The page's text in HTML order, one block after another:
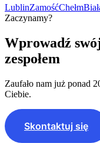
LublinZamośćChełm
Zaczynamy?
Wprowadź
zespołem
Zaufało nam już ponad
Ciebie.
Skontaktuj się